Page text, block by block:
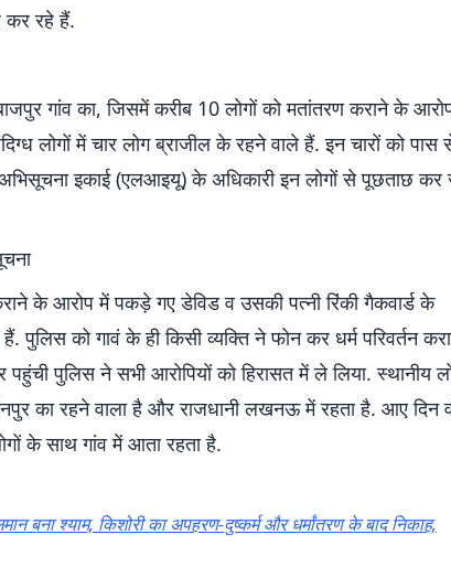
कर रहे हैं.
गांव का, जिसमें करीब 10 लोगों को मतांतरण कराने के
लोगों में चार लोग ब्राजील के रहने वाले हैं. इन चारों को पास
अभिसूचना इकाई (एलआइयू) के अधिकारी इन लोगों से पूछताछ कर
के आरोप में पकड़े गए डेविड व उसकी पत्नी रिंकी गैकवार्ड के
पुलिस को गावं के ही किसी व्यक्ति ने फोन कर धर्म परिवर्तन
पुलिस ने सभी आरोपियों को हिरासत में ले लिया. स्थानीय
का रहने वाला है और राजधानी लखनऊ में रहता है. आए दिन
के साथ गांव में आता रहता है.
बना श्याम, किशोरी का अपहरण-दुष्कर्म और धर्मांतरण के बाद निकाह,